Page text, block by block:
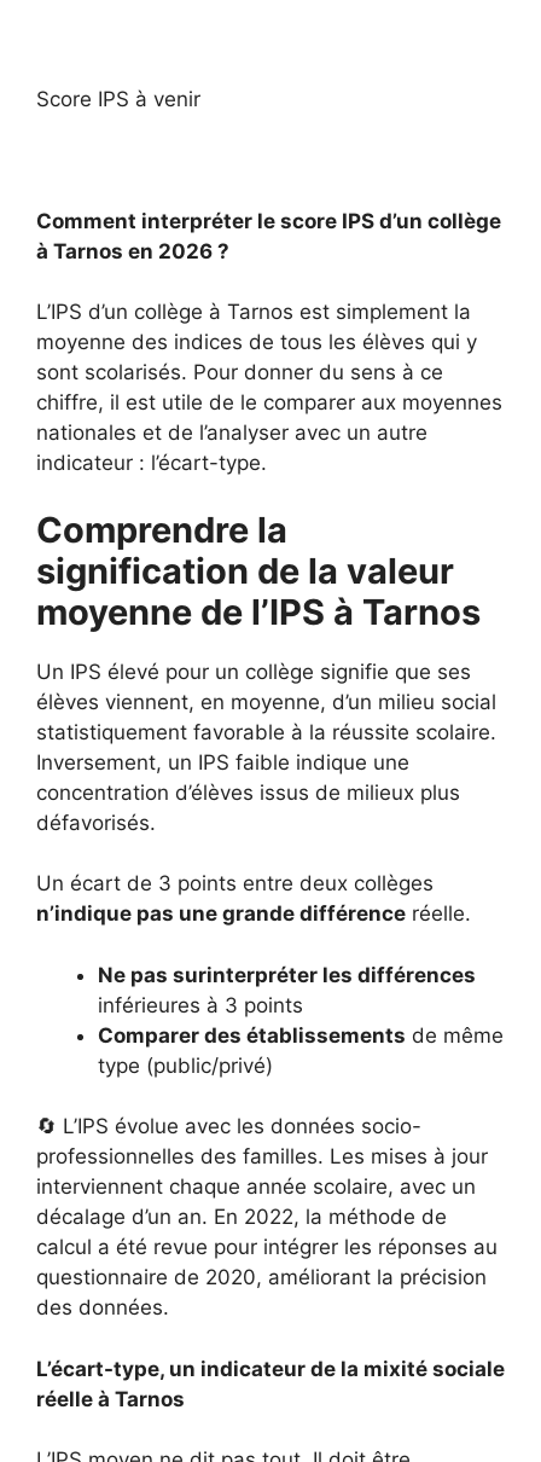
Score IPS à venir
Comment interpréter le score IPS d’un collège
à Tarnos en 2026 ?
L’IPS d’un collège à Tarnos est simplement la
moyenne des indices de tous les élèves qui y
sont scolarisés. Pour donner du sens à ce
chiffre, il est utile de le comparer aux moyennes
nationales et de l’analyser avec un autre
indicateur : l’écart-type.
Comprendre la
signification de la valeur
moyenne de l’IPS à Tarnos
Un IPS élevé pour un collège signifie que ses
élèves viennent, en moyenne, d’un milieu social
statistiquement favorable à la réussite scolaire.
Inversement, un IPS faible indique une
concentration d’élèves issus de milieux plus
défavorisés.
Un écart de 3 points entre deux collèges
n’indique pas une grande différence réelle.
Ne pas surinterpréter les différences
inférieures à 3 points
Comparer des établissements de même
type (public/privé)
🔄 L’IPS évolue avec les données socio-
professionnelles des familles. Les mises à jour
interviennent chaque année scolaire, avec un
décalage d’un an. En 2022, la méthode de
calcul a été revue pour intégrer les réponses au
questionnaire de 2020, améliorant la précision
des données.
L’écart-type, un indicateur de la mixité sociale
réelle à Tarnos